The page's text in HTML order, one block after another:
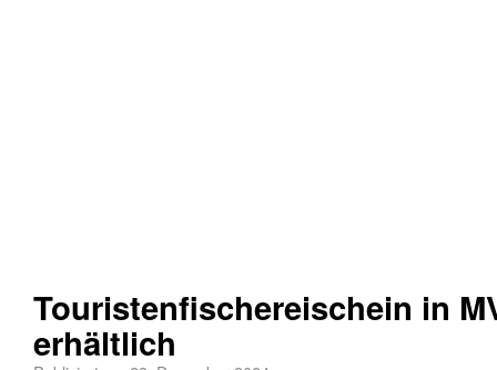
Touristenfischereischein in
erhältlich